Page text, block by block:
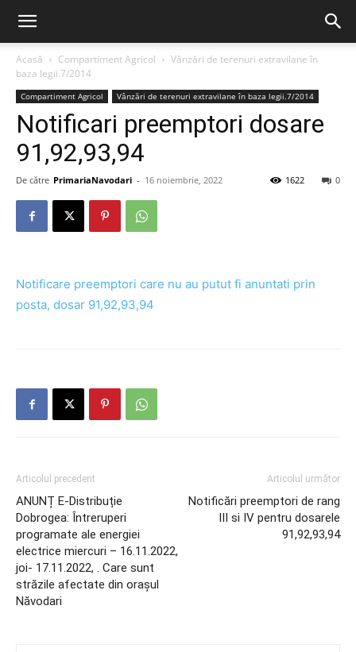
Acasă Compartiment Agricol
Vânzări de terenuri extravilane în
baza legii.7/2014
Compartiment Agricol Vânzări de terenuri extravilane în baza legii.7/2014
Notificari preemptori dosare
91,92,93,94
De către PrimariaNavodari - 16 noiembrie, 2022 0
1622
Notificare preemptori care nu au putut fi anuntati prin
posta, dosar 91,92,93,94
Articolul precedent
ANUNȚ E-Distribuție
Dobrogea: Întreruperi
programate ale energiei
electrice miercuri – 16.11.2022,
joi- 17.11.2022, . Care sunt
străzile afectate din orașul
Năvodari
Articolul următor
Notificări preemptori de rang
III si IV pentru dosarele
91,92,93,94